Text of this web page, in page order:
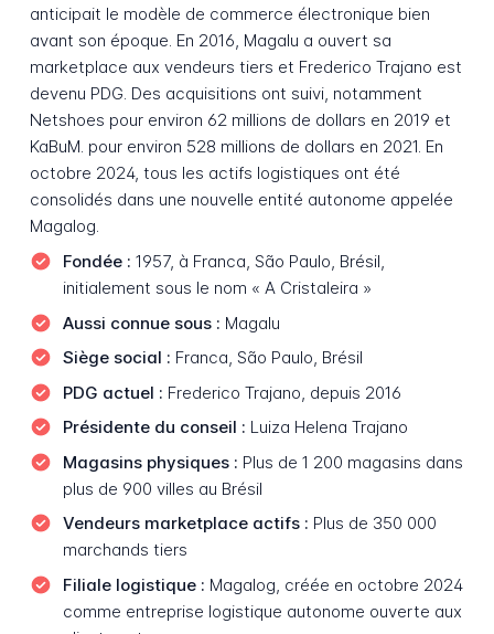
anticipait le modèle de commerce électronique bien
avant son époque. En 2016, Magalu a ouvert sa
marketplace aux vendeurs tiers et Frederico Trajano est
devenu PDG. Des acquisitions ont suivi, notamment
Netshoes pour environ 62 millions de dollars en 2019 et
KaBuM. pour environ 528 millions de dollars en 2021. En
octobre 2024, tous les actifs logistiques ont été
consolidés dans une nouvelle entité autonome appelée
Magalog.
Fondée : 1957, à Franca, São Paulo, Brésil,
initialement sous le nom « A Cristaleira »
Aussi connue sous : Magalu
Siège social : Franca, São Paulo, Brésil
PDG actuel : Frederico Trajano, depuis 2016
Présidente du conseil : Luiza Helena Trajano
Magasins physiques : Plus de 1 200 magasins dans
plus de 900 villes au Brésil
Vendeurs marketplace actifs : Plus de 350 000
marchands tiers
Filiale logistique : Magalog, créée en octobre 2024
comme entreprise logistique autonome ouverte aux